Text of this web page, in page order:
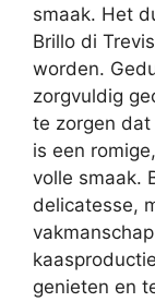
smaak. Het
Brillo di
worden.
zorgvuldig
te zorgen
is een
volle smaak.
delicatesse,
genieten en